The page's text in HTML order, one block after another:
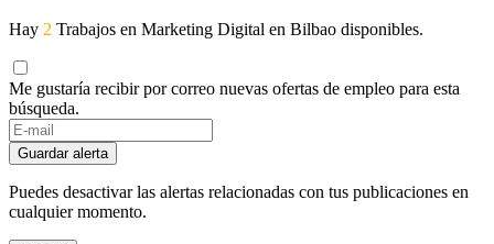
Hay 2 Trabajos en Marketing Digital en Bilbao disponibles.
Me gustaría recibir por correo nuevas ofertas de empleo para esta
búsqueda.
Guardar alerta
Puedes desactivar las alertas relacionadas con tus publicaciones en
cualquier momento.